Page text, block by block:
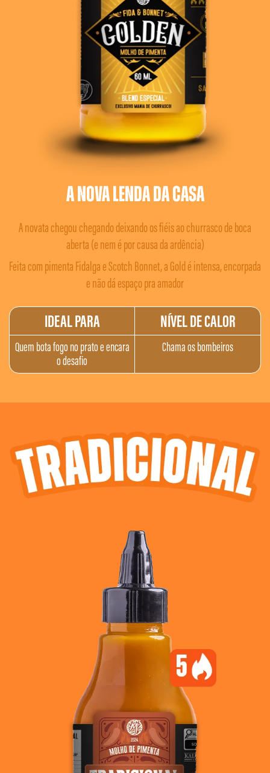
A nova lendada casa
A novata chegou chegando deixando os fiéis ao churrasco de boca
aberta (e nem é por causa da ardência)
Feita com pimenta Fidalga e Scotch Bonnet, a Gold é intensa, encorpada
e não dá espaço pra amador
IDEALPARA
Quem bota fogo no prato e encara
o desafio
NÍVEL DE CALOR
Chama os bombeiros